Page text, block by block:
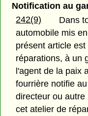
Notification au
242(9)
Dans
automobile mis
présent article
réparations, à un
l'agent de la paix
fourrière notifie
directeur ou
cet atelier de